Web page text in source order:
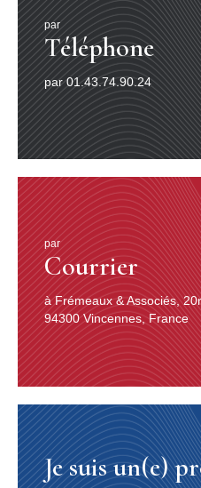
par
Téléphone
par 01.43.74.90.24
par
Courrier
à Frémeaux & Associés,
94300 Vincennes, France
Je suis un(e)